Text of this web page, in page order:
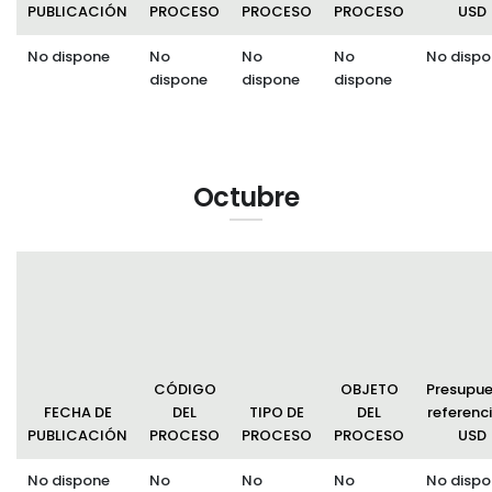
PUBLICACIÓN
PROCESO
PROCESO
PROCESO
USD
No dispone
No
dispone
No
dispone
No
dispone
No
Octubre
FECHA DE
PUBLICACIÓN
CÓDIGO
DEL
PROCESO
TIPO DE
PROCESO
OBJETO
DEL
PROCESO
USD
No dispone
No
No
No
No